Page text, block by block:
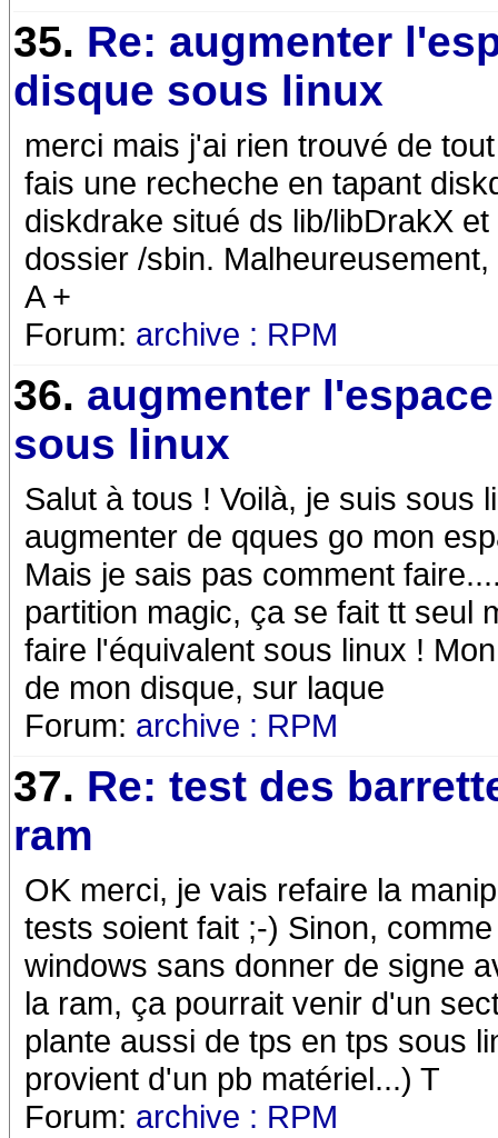
35. Re: augmenter
disque sous linux
merci mais j'ai rien trouvé de
fais une recheche en tapant
diskdrake situé ds lib/libDrakX
dossier /sbin.
A +
Forum: archive : RPM
36. augmenter
sous linux
Salut à tous ! Voilà, je suis sous
augmenter de qques go mon
Mais je sais pas comment
partition magic, ça se fait tt seul
faire l'équivalent sous linux !
de mon disque, sur laque
Forum: archive : RPM
37. Re: test des
ram
OK merci, je vais refaire la
tests soient fait ;-) Sinon,
windows sans donner de signe
la ram, ça pourrait venir d'un
plante aussi de tps en tps sous
provient d'un pb matériel...) T
Forum: archive : RPM